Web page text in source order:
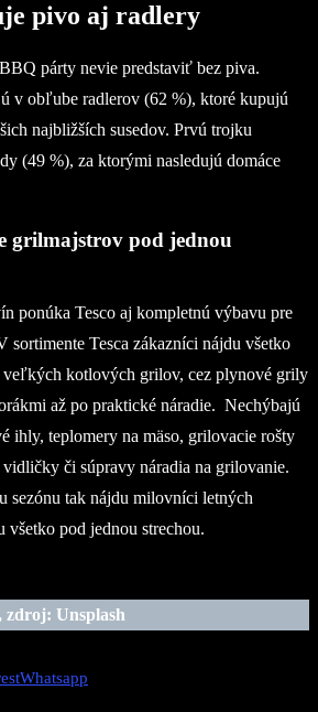
pivo aj radlery
párty nevie predstaviť bez piva.
v obľube radlerov (62 %), ktoré kupujú
najbližších susedov. Prvú trojku
(49 %), za ktorými nasledujú domáce
grilmajstrov pod jednou
ponúka Tesco aj kompletnú výbavu pre
sortimente Tesca zákazníci nájdu všetko
veľkých kotlových grilov, cez plynové grily
až po praktické náradie. Nechýbajú
ihly, teplomery na mäso, grilovacie rošty
či súpravy náradia na grilovanie.
sezónu tak nájdu milovníci letných
všetko pod jednou strechou.
zdroj: Unsplash
Whatsapp